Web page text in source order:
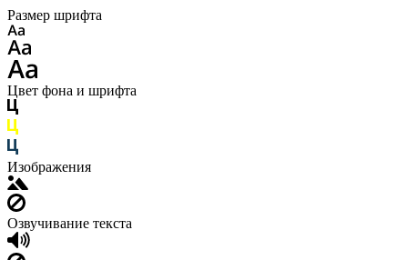
Размер шрифта
Цвет фона и шрифта
Изображения
Озвучивание текста